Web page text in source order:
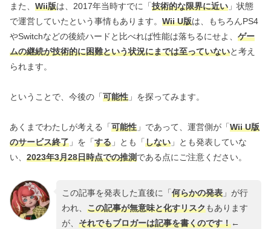
また、 Wii版は、2017年当時すでに「技術的な限界に近い 」状態
で運営していたという事情もあります。 Wii U版は、もちろんPS4
やSwitchなどの後続ハードと比べれば性能は落ちるにせよ、 ゲー
ムの継続が技術的に困難という状況にまでは至っていないと考え
られます。
ということで、今後の「可能性 」を探ってみます。
あくまでわたしが考える「可能性 」であって、運営側が「Wii U版
のサービス終了 」を「する 」とも「しない 」とも発表していな
い、 2023年3月28日時点での推測である点にご注意ください。
この記事を発表した直後に「何らかの発表」が行
われ、 この記事が無意味と化すリスクもあります
が、 それでもブロガーは記事を書くのです！←